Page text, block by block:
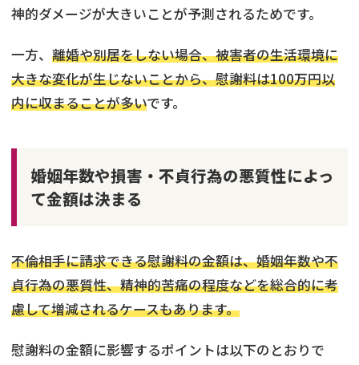
神的ダメージが大きいことが予測されるためです。
一方、 離婚や別居をしない場合、被害者の生活環境に
大きな変化が生じないことから、慰謝料は100万円以
内に収まることが多いです。
婚姻年数や損害・不貞行為の悪質性によっ
て金額は決まる
不倫相手に請求できる慰謝料の金額は、婚姻年数や不
貞行為の悪質性、精神的苦痛の程度などを総合的に考
慮して増減されるケースもあります。
慰謝料の金額に影響するポイントは以下のとおりで